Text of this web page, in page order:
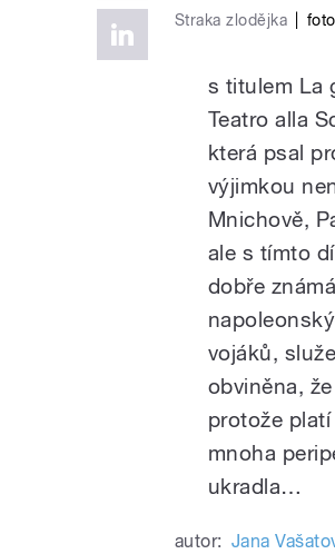
Straka zlodějka
s titulem La
Teatro alla
která psal
výjimkou
Mnichově,
ale s tímto
dobře
vojáků,
obviněna,
protože
mnoha
ukradla…
autor: Jana